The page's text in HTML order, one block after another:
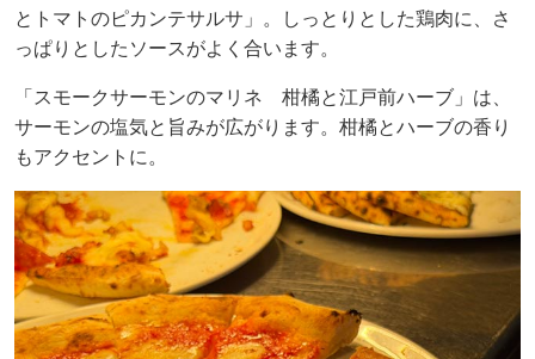
とトマトのピカンテサルサ」。しっとりとした鶏肉に、さ
っぱりとしたソースがよく合います。
「スモークサーモンのマリネ 柑橘と江戸前ハーブ」は、
サーモンの塩気と旨みが広がります。柑橘とハーブの香り
もアクセントに。